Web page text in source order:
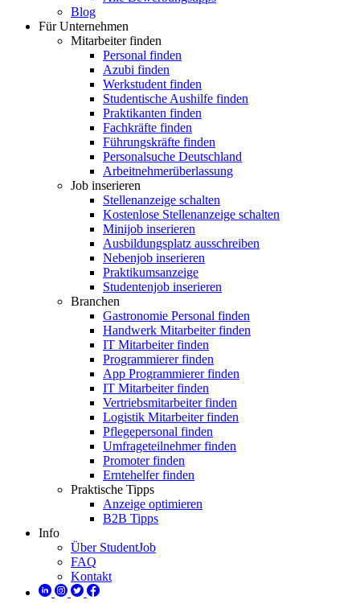
Blog
Für Unternehmen
Mitarbeiter finden
Personal finden
Azubi finden
Werkstudent finden
Studentische Aushilfe finden
Praktikanten finden
Fachkräfte finden
Führungskräfte finden
Personalsuche Deutschland
Arbeitnehmerüberlassung
Job inserieren
Stellenanzeige schalten
Kostenlose Stellenanzeige schalten
Minijob inserieren
Ausbildungsplatz ausschreiben
Nebenjob inserieren
Praktikumsanzeige
Studentenjob inserieren
Branchen
Gastronomie Personal finden
Handwerk Mitarbeiter finden
IT Mitarbeiter finden
Programmierer finden
App Programmierer finden
IT Mitarbeiter finden
Vertriebsmitarbeiter finden
Logistik Mitarbeiter finden
Pflegepersonal finden
Umfrageteilnehmer finden
Promoter finden
Erntehelfer finden
Praktische Tipps
Anzeige optimieren
B2B Tipps
Info
Über StudentJob
FAQ
Kontakt